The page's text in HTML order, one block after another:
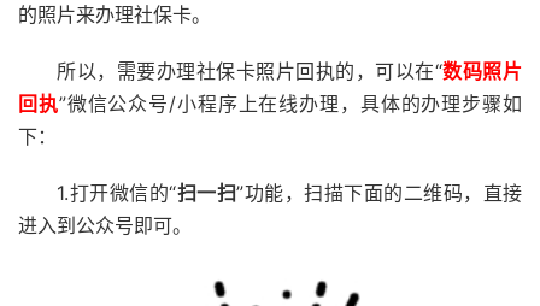
的照片来办理社保卡。
所以，需要办理社保卡照片回执的，可以在“数码照片
回执”微信公众号/小程序上在线办理，具体的办理步骤如
下：
1.打开微信的“扫一扫”功能，扫描下面的二维码，直接
进入到公众号即可。